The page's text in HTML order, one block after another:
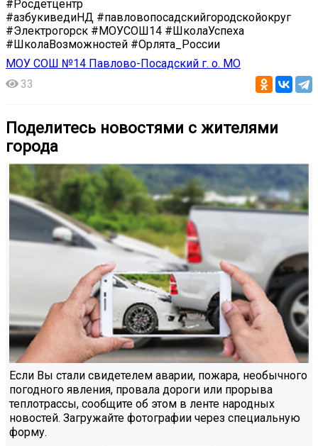
#Росдетцентр
#азбукиведиНД #павловопосадскийгородскойокруг
#Электрогорск #МОУСОШ14 #ШколаУспеха
#ШколаВозможностей #Орлята_России
МОУ СОШ №14 Павлово-Посадский г. о. МО
33
Поделитесь новостями с жителями
города
Если Вы стали свидетелем аварии, пожара, необычного
погодного явления, провала дороги или прорыва
теплотрассы, сообщите об этом в ленте народных
новостей. Загружайте фотографии через специальную
форму.